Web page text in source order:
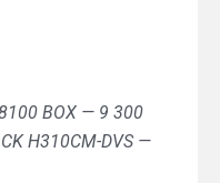
BOX — 9 300
H310CM-DVS —